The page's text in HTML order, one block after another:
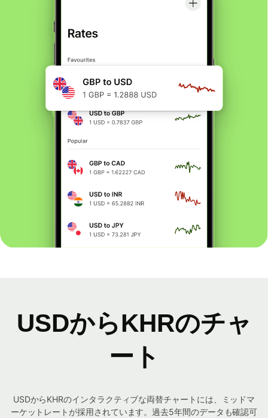
USDからKHRのチャ
ート
USDからKHRのインタラクティブな両替チャートには、ミッドマ
ーケットレートが採用されています。過去5年間のデータも確認可